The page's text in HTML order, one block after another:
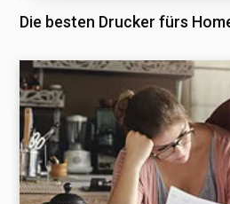
Die besten Drucker fürs